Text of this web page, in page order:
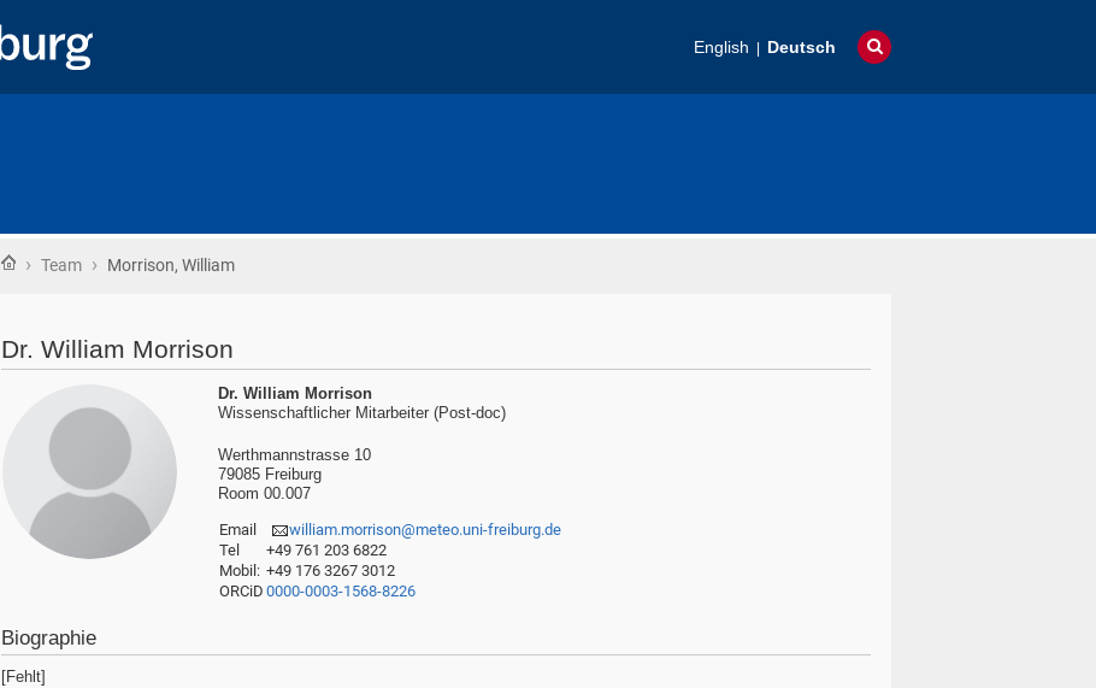
English Deutsch
Startseite
› Team › Morrison, William
Dr. William Morrison
Dr. William Morrison
Wissenschaftlicher Mitarbeiter (Post-doc)
Werthmannstrasse 10
79085 Freiburg
Room 00.007
Email
william.morrison@meteo.uni-freiburg.de
Tel
+49 761 203 6822
Mobil: +49 176 3267 3012
ORCiD 0000-0003-1568-8226
Biographie
[Fehlt]